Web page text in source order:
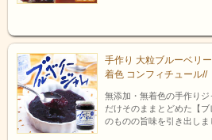
手作り 大粒ブルーベリ
着色 コンフィチュール//
無添加・無着色の手作り
だけそのままとどめた【
のものの旨味を引き出しま